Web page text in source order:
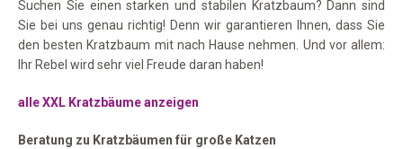
Suchen Sie einen starken und stabilen Kratzbaum? Dann sind
Sie bei uns genau richtig! Denn wir garantieren Ihnen, dass Sie
den besten Kratzbaum mit nach Hause nehmen. Und vor allem:
Ihr Rebel wird sehr viel Freude daran haben!
alle XXL Kratzbäume anzeigen
Beratung zu Kratzbäumen für große Katzen